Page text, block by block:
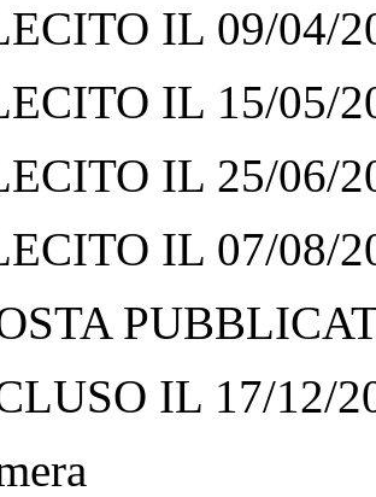
IL 09/04/
IL 15/05/
IL 25/06/
IL 07/08/
IL 17/12/